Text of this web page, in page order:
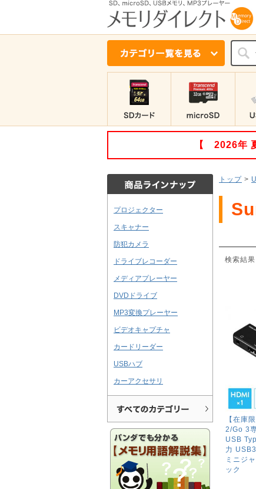
【 2026年
プロジェクター
スキャナー
防犯カメラ
ドライブレコーダー
メディアプレーヤー
DVDドライブ
MP3変換プレーヤー
ビデオキャプチャ
カードリーダー
USBハブ
カーアクセサリ
トップ >
検索結果
【在庫
2/Go 3
USB
力
ミニジ
ック